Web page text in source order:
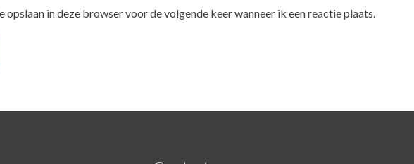
opslaan in deze browser voor de volgende keer wanneer ik een reactie plaats.